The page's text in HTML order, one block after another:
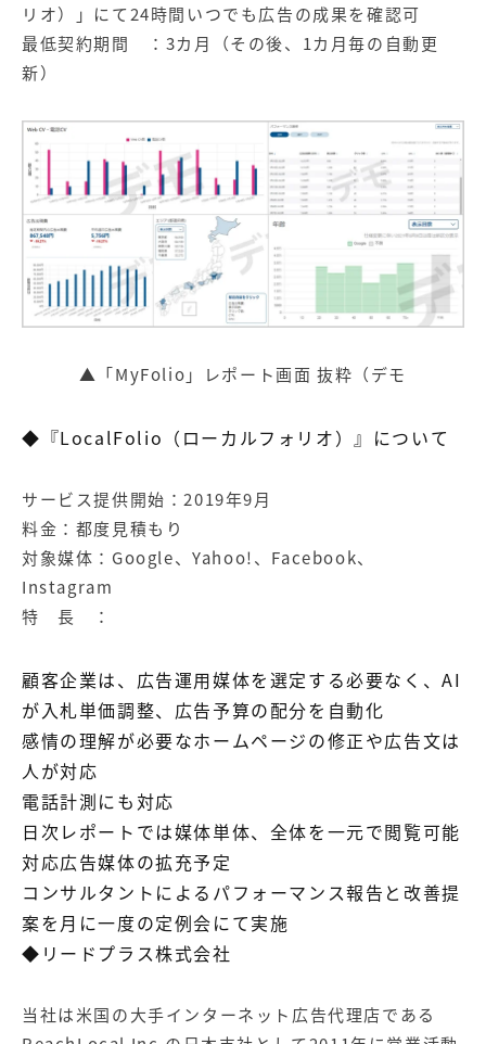
リオ）」にて24時間いつでも広告の成果を確認可
最低契約期間 ：3カ月（その後、1カ月毎の自動更
新）
▲「MyFolio」レポート画面 抜粋（デモ
◆『LocalFolio（ローカルフォリオ）』について
サービス提供開始：2019年9月
料金：都度見積もり
対象媒体：Google、Yahoo!、Facebook、
Instagram
特 長 ：
顧客企業は、広告運用媒体を選定する必要なく、AI
が入札単価調整、広告予算の配分を自動化
感情の理解が必要なホームページの修正や広告文は
人が対応
電話計測にも対応
日次レポートでは媒体単体、全体を一元で閲覧可能
対応広告媒体の拡充予定
コンサルタントによるパフォーマンス報告と改善提
案を月に一度の定例会にて実施
◆リードプラス株式会社
当社は米国の大手インターネット広告代理店である